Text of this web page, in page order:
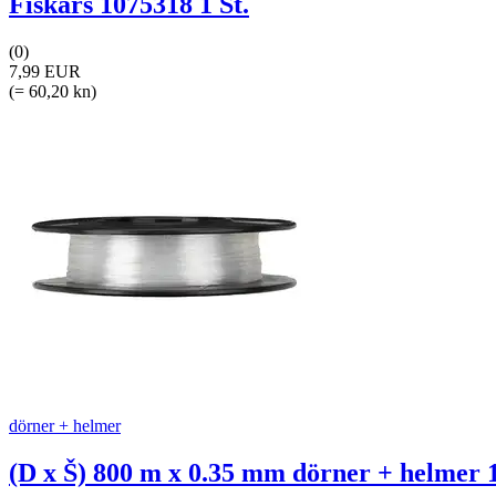
(0)
7,99 EUR
(= 60,20 kn)
dörner + helmer
(D x Š) 800 m x 0.35 mm dörner + helmer